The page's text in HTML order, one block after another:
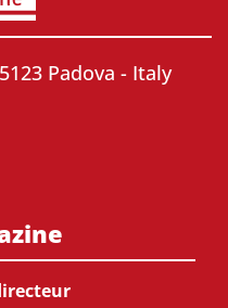
Padova - Italy